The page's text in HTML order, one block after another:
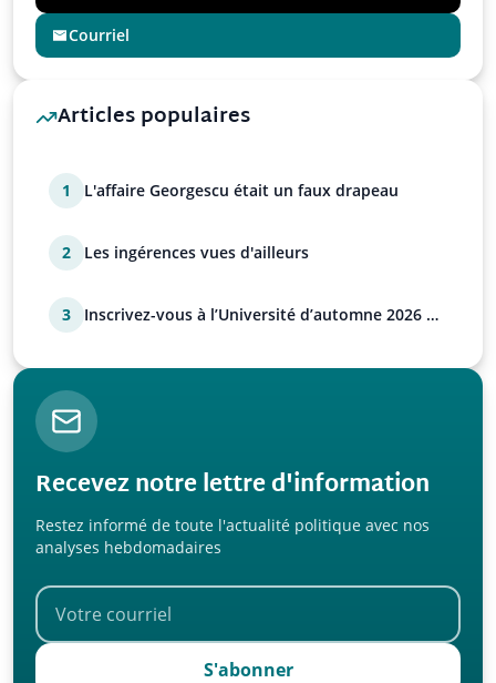
Courriel
Articles populaires
1 L'affaire Georgescu était un faux drapeau
2 Les ingérences vues d'ailleurs
3
Inscrivez-vous à l’Université d’automne 2026 de
Recevez notre lettre d'information
Restez informé de toute l'actualité politique avec nos
analyses hebdomadaires
S'abonner